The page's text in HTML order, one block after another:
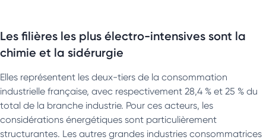
Les filières les plus électro-intensives sont la
chimie et la sidérurgie
Elles représentent les deux-tiers de la consommation
industrielle française, avec respectivement 28,4 % et 25 % du
total de la branche industrie. Pour ces acteurs, les
considérations énergétiques sont particulièrement
structurantes. Les autres grandes industries consommatrices